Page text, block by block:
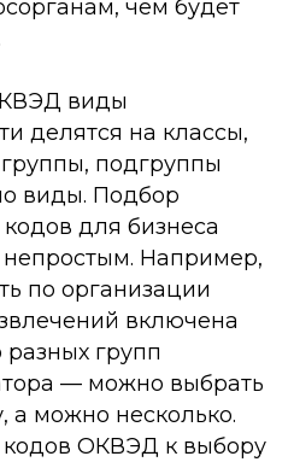
чем будет
виды
делятся на классы,
подгруппы
виды. Подбор
для бизнеса
Например,
по организации
включена
разных групп
— можно выбрать
а можно несколько.
кодов ОКВЭД к выбору